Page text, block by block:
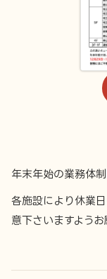
年末年始の業務体制
各施設により休業
意下さいますようお